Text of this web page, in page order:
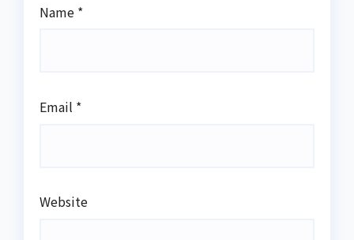
Name *
Email *
Website